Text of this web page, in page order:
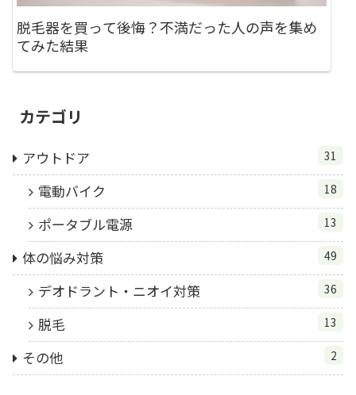
脱毛器を買って後悔？不満だった人の声を集め
てみた結果
カテゴリ
アウトドア 31
電動バイク 18
ポータブル電源 13
体の悩み対策 49
デオドラント・ニオイ対策 36
脱毛 13
その他 2